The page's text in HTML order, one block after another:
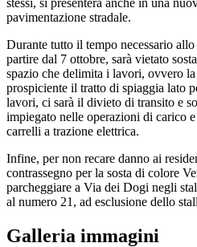
pavimentazione stradale.
Durante tutto il tempo necessario
partire dal 7 ottobre, sarà vietato
spazio che delimita i lavori, ovvero
prospiciente il tratto di spiaggia lato
lavori, ci sarà il divieto di transito e
impiegato nelle operazioni di carico
carrelli a trazione elettrica.
Infine, per non recare danno ai
contrassegno per la sosta di colore
parcheggiare a Via dei Dogi negli
al numero 21, ad esclusione dello
Galleria immagini